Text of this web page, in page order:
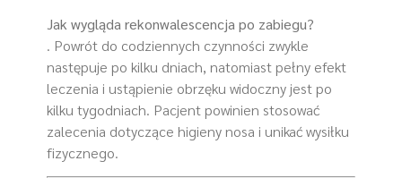
Jak wygląda rekonwalescencja po zabiegu?
. Powrót do codziennych czynności zwykle
następuje po kilku dniach, natomiast pełny efekt
leczenia i ustąpienie obrzęku widoczny jest po
kilku tygodniach. Pacjent powinien stosować
zalecenia dotyczące higieny nosa i unikać wysiłku
fizycznego.